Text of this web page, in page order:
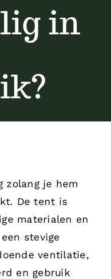
in
zolang je hem
De tent is
materialen en
stevige
ventilatie,
en gebruik